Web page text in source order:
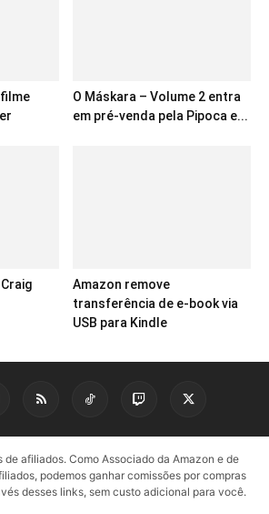
O Máskara – Volume 2 entra
em pré-venda pela Pipoca e...
Amazon remove
transferência de e-book via
USB para Kindle
de afiliados. Como Associado da Amazon e de
podemos ganhar comissões por compras
desses links, sem custo adicional para você.